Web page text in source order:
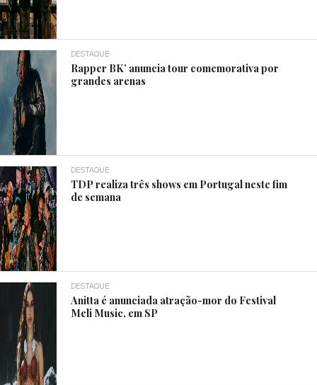
DESTAQUE
Rapper BK’ anuncia tour comemorativa por
grandes arenas
DESTAQUE
TDP realiza três shows em Portugal neste fim
de semana
DESTAQUE
Anitta é anunciada atração-mor do Festival
Meli Music, em SP